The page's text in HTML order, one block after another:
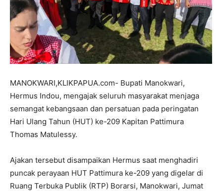
MANOKWARI,KLIKPAPUA.com- Bupati Manokwari,
Hermus Indou, mengajak seluruh masyarakat menjaga
semangat kebangsaan dan persatuan pada peringatan
Hari Ulang Tahun (HUT) ke-209 Kapitan Pattimura
Thomas Matulessy.
Ajakan tersebut disampaikan Hermus saat menghadiri
puncak perayaan HUT Pattimura ke-209 yang digelar di
Ruang Terbuka Publik (RTP) Borarsi, Manokwari, Jumat